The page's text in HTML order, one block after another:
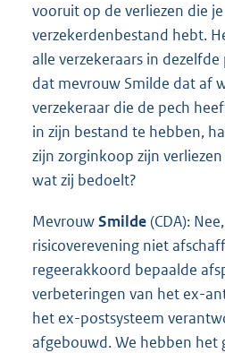
vooruit op de verliezen die
verzekerdenbestand hebt.
alle verzekeraars in
dat mevrouw Smilde dat af
verzekeraar die de pech
in zijn bestand te hebben,
zijn zorginkoop zijn
wat zij bedoelt?
MevrouwSmilde(CDA):
risicoverevening niet
regeerakkoord bepaalde
verbeteringen van het ex-
het ex-postsysteem
afgebouwd. We hebben het